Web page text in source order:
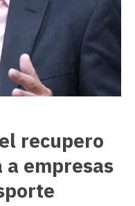
recupero
a empresas